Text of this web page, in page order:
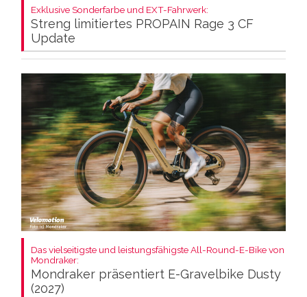
Exklusive Sonderfarbe und EXT-Fahrwerk:
Streng limitiertes PROPAIN Rage 3 CF
Update
Das vielseitigste und leistungsfähigste All-Round-E-Bike von
Mondraker:
Mondraker präsentiert E-Gravelbike Dusty
(2027)